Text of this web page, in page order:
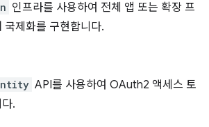
인프라를 사용하여 전체 앱 또는 확장 프
국제화를 구현합니다.
API를 사용하여 OAuth2 액세스 토
.